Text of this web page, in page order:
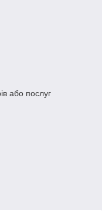
або послуг